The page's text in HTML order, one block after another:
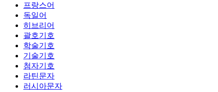
프랑스어
독일어
히브리어
괄호기호
학술기호
기술기호
첨자기호
라틴문자
러시아문자